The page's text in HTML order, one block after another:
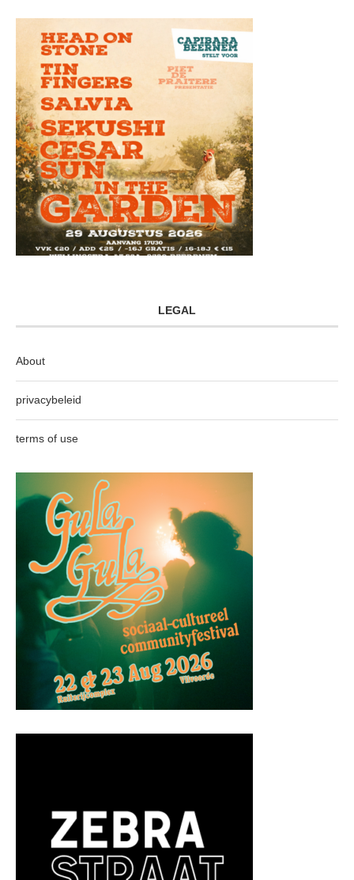
LEGAL
About
privacybeleid
terms of use